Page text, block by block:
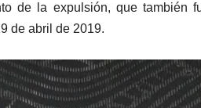
de la expulsión, que también
de abril de 2019.